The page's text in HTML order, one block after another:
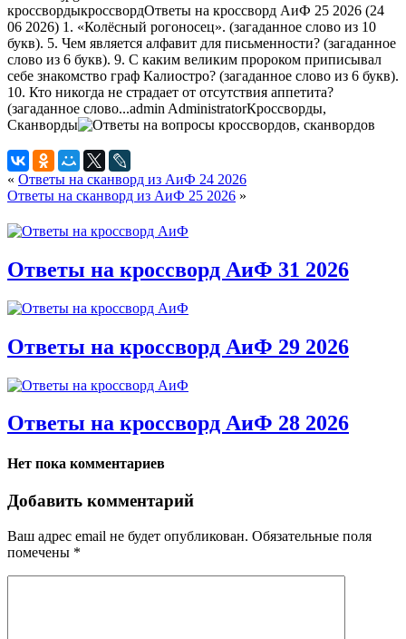
кроссвордыкроссвордОтветы на кроссворд АиФ 25 2026 (24
06 2026) 1. «Колёсный рогоносец». (загаданное слово из 10
букв). 5. Чем является алфавит для письменности? (загаданное
слово из 6 букв). 9. С каким великим пророком приписывал
себе знакомство граф Калиостро? (загаданное слово из 6 букв).
10. Кто никогда не страдает от отсутствия аппетита?
(загаданное слово...admin AdministratorКроссворды,
Сканворды
« Ответы на сканворд из АиФ 24 2026
Ответы на сканворд из АиФ 25 2026 »
Ответы на кроссворд АиФ 31 2026
Ответы на кроссворд АиФ 29 2026
Ответы на кроссворд АиФ 28 2026
Нет пока комментариев
Добавить комментарий
Ваш адрес email не будет опубликован. Обязательные поля
помечены *